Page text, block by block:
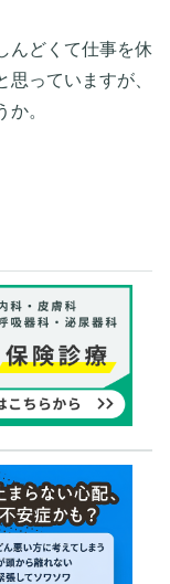
んどくて仕事を休
っていますが、
。